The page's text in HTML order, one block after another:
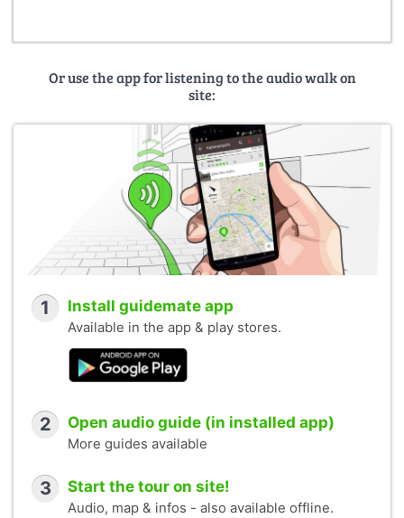
Or use the app for listening to the audio walk on
site:
1 Install guidemate app
Available in the app & play stores.
2 Open audio guide (in installed app)
More guides available
3 Start the tour on site!
Audio, map & infos - also available offline.